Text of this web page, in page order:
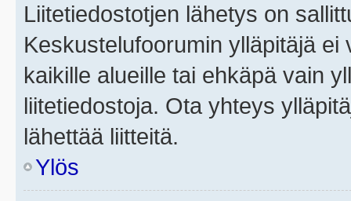
Liitetiedostotjen lähetys on
Keskustelufoorumin ylläpitäjä
kaikille alueille tai ehkäpä vain
liitetiedostoja. Ota yhteys
lähettää liitteitä.
Ylös